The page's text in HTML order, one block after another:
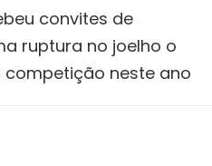
convites de
ruptura no joelho o
neste ano